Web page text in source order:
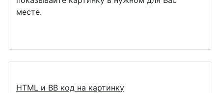
месте.
HTML и BB код на картинку